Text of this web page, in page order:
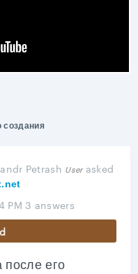
создания
Petrash User asked
PM 3 answers
после его